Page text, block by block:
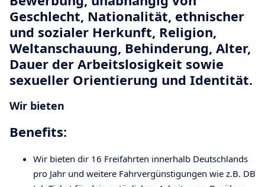
Geschlecht, Nationalität, ethnischer
und sozialer Herkunft, Religion,
Weltanschauung, Behinderung, Alter,
Dauer der Arbeitslosigkeit sowie
sexueller Orientierung und Identität.
Wir bieten
Benefits:
Wir bieten dir 16 Freifahrten innerhalb Deutschlands
pro Jahr und weitere Fahrvergünstigungen wie z.B. DB